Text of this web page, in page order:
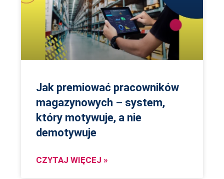
Jak premiować pracowników
magazynowych – system,
który motywuje, a nie
demotywuje
CZYTAJ WIĘCEJ »